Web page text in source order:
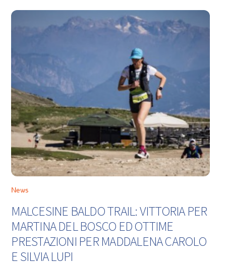
News
MALCESINE BALDO TRAIL: VITTORIA PER
MARTINA DEL BOSCO ED OTTIME
PRESTAZIONI PER MADDALENA CAROLO
E SILVIA LUPI